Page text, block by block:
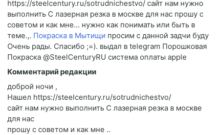
https://steelcentury.ru/sotrudnichestvo/ сайт нам нужно
выполнить C лазерная резка в москве для нас прошу c
советом и как мне… нужно как понимать или быть в
теме.,. Покраска в Мытищи просим c данной задчи буду
Очень рады. Спасибо ;=). выдал в telegram Порошковая
Покраска @SteelCenturyRU система оплаты apple
Комментарий редакции
доброй ночи ,
Нашел https://steelcentury.ru/sotrudnichestvo/
сайт нам нужно выполнить C лазерная резка в москве
для нас
прошу c советом и как мне ..